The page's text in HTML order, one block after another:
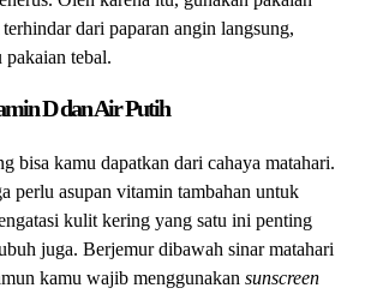
dari paparan angin langsung,
tebal.
D dan Air Putih
bisa kamu dapatkan dari cahaya matahari.
perlu asupan vitamin tambahan untuk
kulit kering yang satu ini penting
juga. Berjemur dibawah sinar matahari
kamu wajib menggunakansunscreen